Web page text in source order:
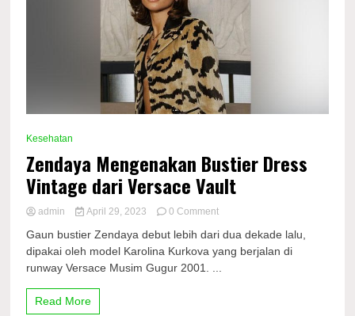
Kesehatan
Zendaya Mengenakan Bustier Dress
Vintage dari Versace Vault
admin April 29, 2023 0 Commenton
Mengenakan
Bustier
Gaun bustier Zendaya debut lebih dari dua dekade lalu,
dipakai oleh model Karolina Kurkova yang berjalan di
runway Versace Musim Gugur 2001. ...
Read More